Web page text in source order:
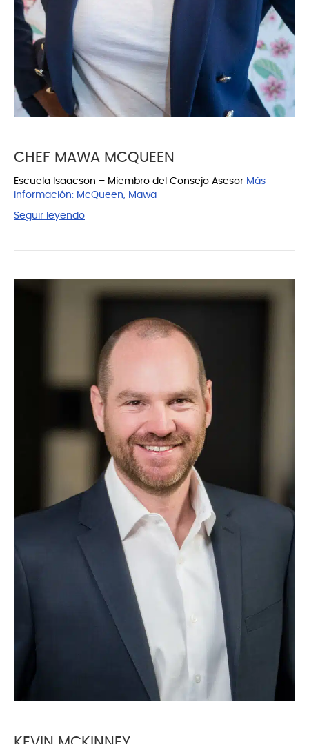
CHEF MAWA MCQUEEN
Escuela Isaacson – Miembro del Consejo Asesor Más
información: McQueen, Mawa
Seguir leyendo